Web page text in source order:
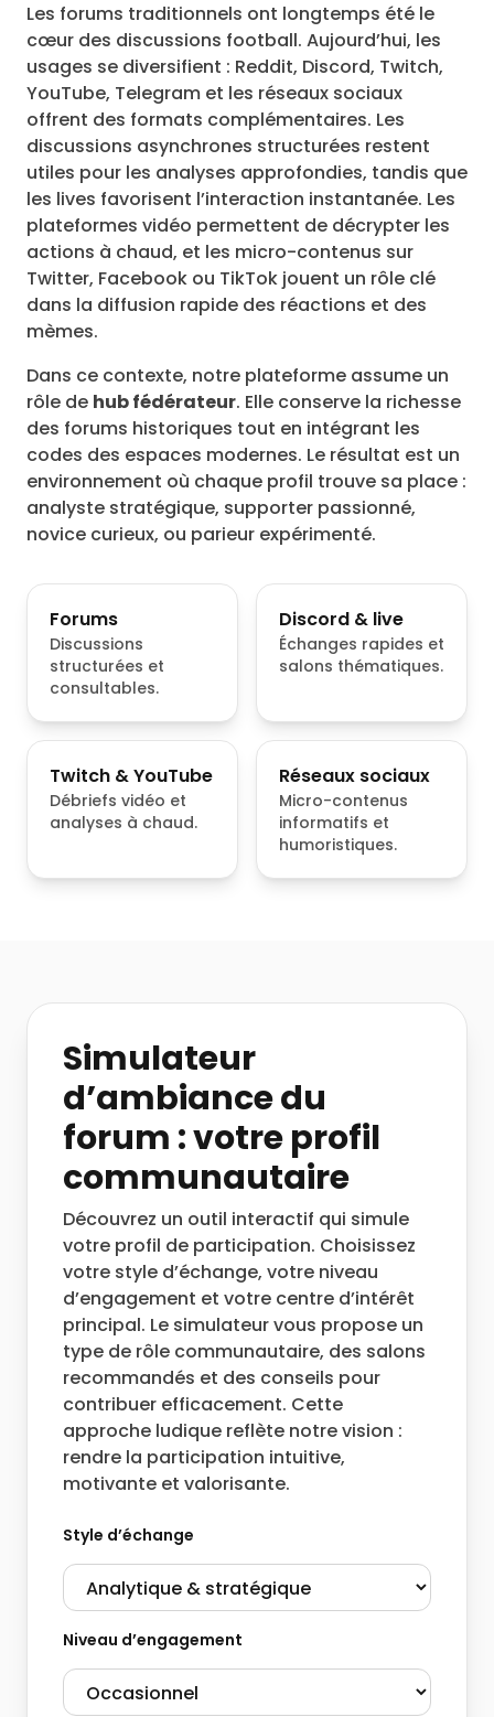
Les forums traditionnels ont longtemps été le
cœur des discussions football. Aujourd’hui, les
usages se diversifient : Reddit, Discord, Twitch,
YouTube, Telegram et les réseaux sociaux
offrent des formats complémentaires. Les
discussions asynchrones structurées restent
utiles pour les analyses approfondies, tandis que
les lives favorisent l’interaction instantanée. Les
plateformes vidéo permettent de décrypter les
actions à chaud, et les micro-contenus sur
Twitter, Facebook ou TikTok jouent un rôle clé
dans la diffusion rapide des réactions et des
mèmes.
Dans ce contexte, notre plateforme assume un
rôle de hub fédérateur. Elle conserve la richesse
des forums historiques tout en intégrant les
codes des espaces modernes. Le résultat est un
environnement où chaque profil trouve sa place :
analyste stratégique, supporter passionné,
novice curieux, ou parieur expérimenté.
Forums
Discussions
structurées et
consultables.
Discord & live
Échanges rapides et
salons thématiques.
Twitch & YouTube
Débriefs vidéo et
analyses à chaud.
Réseaux sociaux
Micro-contenus
informatifs et
humoristiques.
Simulateur
d’ambiance du
forum : votre profil
communautaire
Découvrez un outil interactif qui simule
votre profil de participation. Choisissez
votre style d’échange, votre niveau
d’engagement et votre centre d’intérêt
principal. Le simulateur vous propose un
type de rôle communautaire, des salons
recommandés et des conseils pour
contribuer efficacement. Cette
approche ludique reflète notre vision :
rendre la participation intuitive,
motivante et valorisante.
Style d’échange
Niveau d’engagement